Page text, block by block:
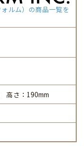
ルム）の商品一覧を
高さ：190mm